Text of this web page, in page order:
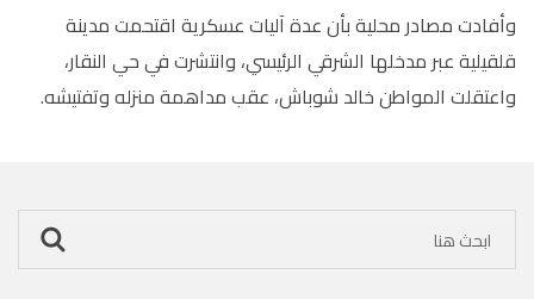
وأفادت مصادر محلية بأن عدة آليات عسكرية اقتحمت مدينة
قلقيلية عبر مدخلها الشرقي الرئيسي، وانتشرت في حي النقار،
واعتقلت المواطن خالد شوباش، عقب مداهمة منزله وتفتيشه.